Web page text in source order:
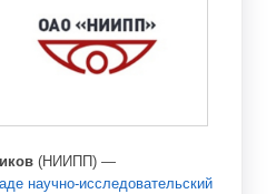
(НИИПП) —
научно-исследовательский